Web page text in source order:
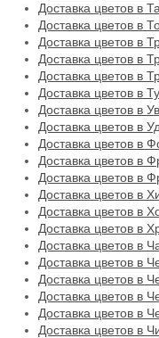
Доставка цветов в
Доставка цветов в
Доставка цветов в
Доставка цветов в
Доставка цветов в
Доставка цветов в
Доставка цветов в
Доставка цветов в
Доставка цветов в
Доставка цветов в
Доставка цветов в
Доставка цветов в
Доставка цветов в
Доставка цветов в
Доставка цветов в
Доставка цветов в
Доставка цветов в
Доставка цветов в
Доставка цветов в
Доставка цветов в